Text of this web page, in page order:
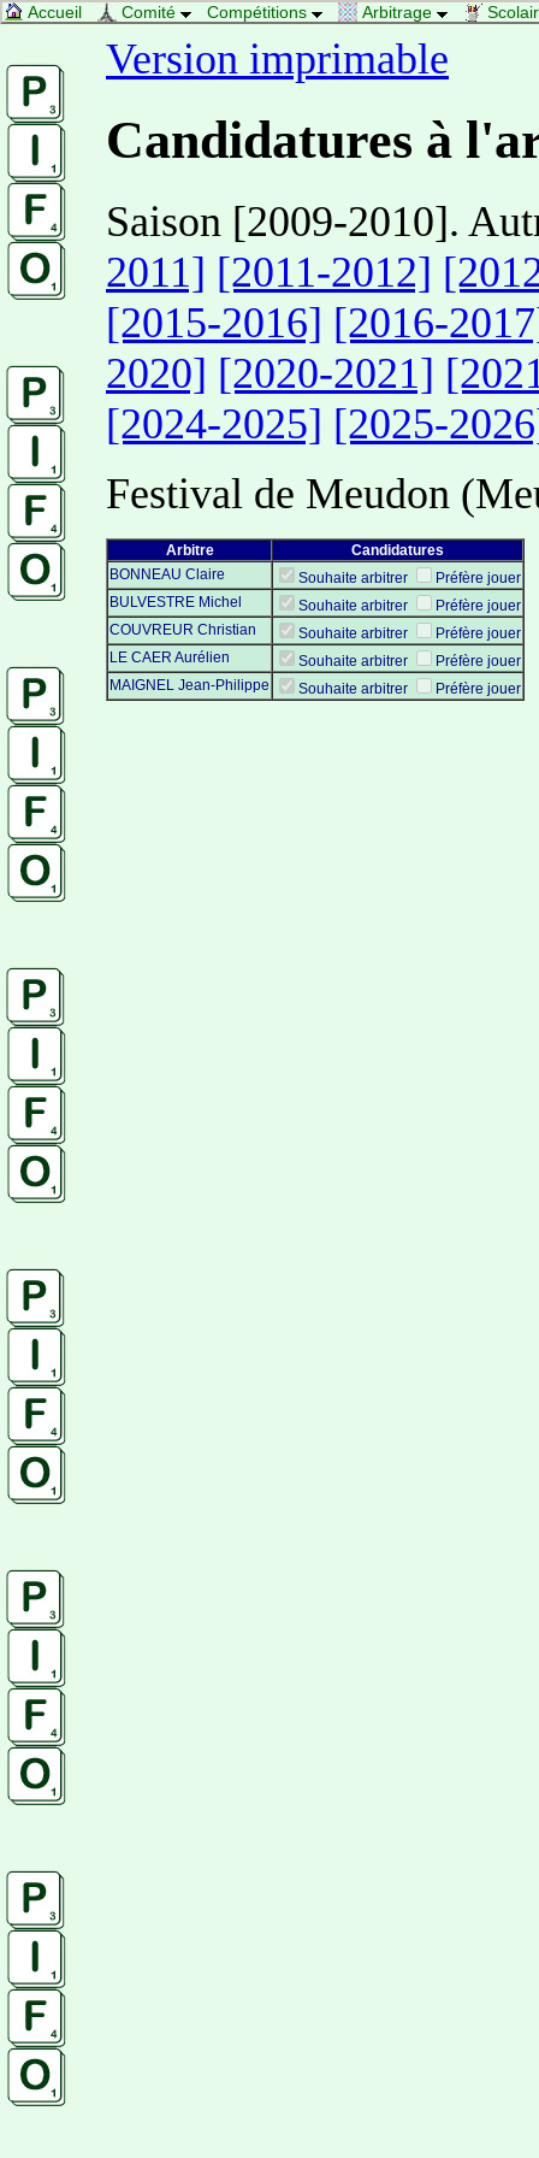
Accueil Comité Compétitions Arbitrage
Version imprimable
Candidatures à
Saison [2009-2010].
2011] [2011-2012]
[2015-2016] [2016-
2020] [2020-2021]
[2024-2025] [2025-
Festival de Meudon
Arbitre
Candidatures
BONNEAU Claire
Souhaite arbitrer
Préfère jouer
BULVESTRE Michel
Souhaite arbitrer
Préfère jouer
COUVREUR Christian
Souhaite arbitrer
Préfère jouer
LE CAER Aurélien
Souhaite arbitrer
Préfère jouer
MAIGNEL Jean-Philippe
Souhaite arbitrer Préfère jouer